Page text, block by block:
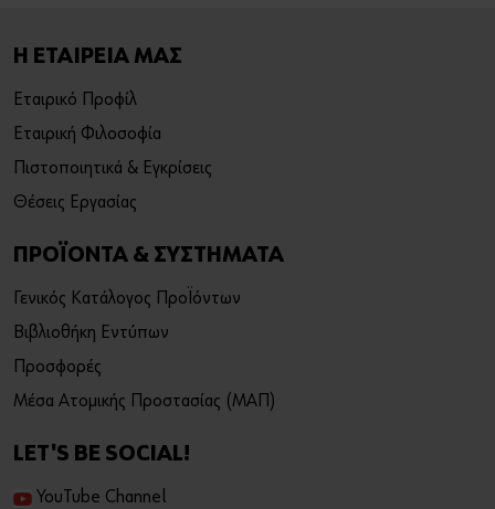
Η ΕΤΑΙΡΕΙΑ ΜΑΣ
Εταιρικό Προφίλ
Εταιρική Φιλοσοφία
Πιστοποιητικά & Εγκρίσεις
Θέσεις Εργασίας
ΠΡΟΪΟΝΤΑ & ΣΥΣΤΗΜΑΤΑ
Γενικός Κατάλογος Προϊόντων
Βιβλιοθήκη Εντύπων
Προσφορές
Μέσα Ατομικής Προστασίας (ΜΑΠ)
LET'S BE SOCIAL!
YouTube Channel